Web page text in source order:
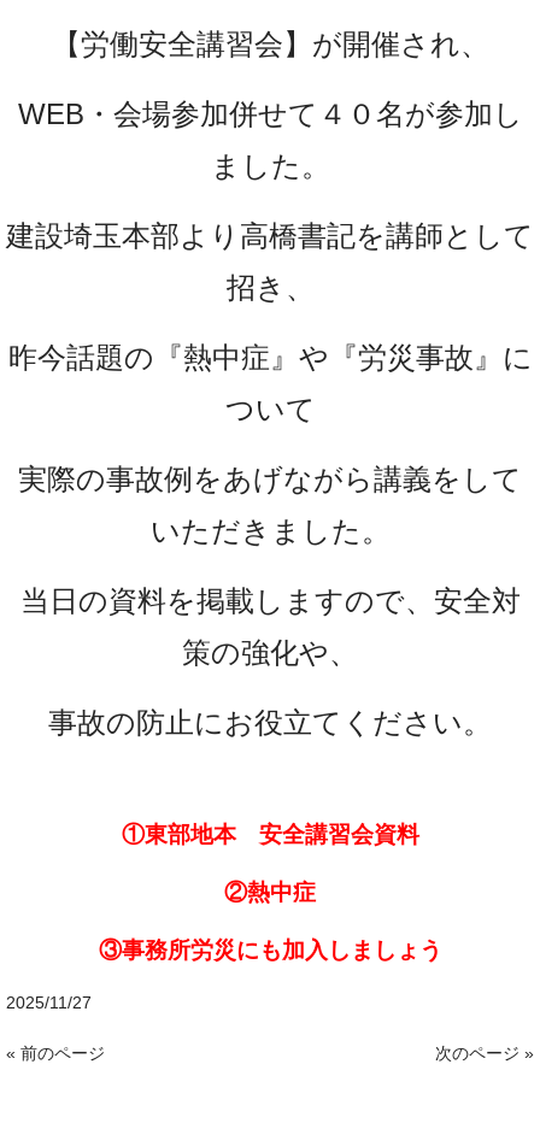
【労働安全講習会】が開催され、
WEB・会場参加併せて４０名が参加し
ました。
建設埼玉本部より高橋書記を講師として
招き、
昨今話題の『熱中症』や『労災事故』に
ついて
実際の事故例をあげながら講義をして
いただきました。
当日の資料を掲載しますので、安全対
策の強化や、
事故の防止にお役立てください。
①東部地本 安全講習会資料
②熱中症
③事務所労災にも加入しましょう
2025/11/27
« 前のページ 次のページ »